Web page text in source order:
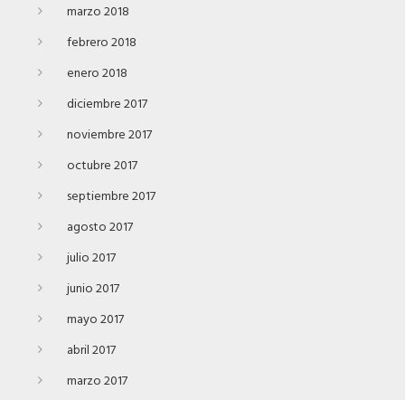
marzo 2018
febrero 2018
enero 2018
diciembre 2017
noviembre 2017
octubre 2017
septiembre 2017
agosto 2017
julio 2017
junio 2017
mayo 2017
abril 2017
marzo 2017